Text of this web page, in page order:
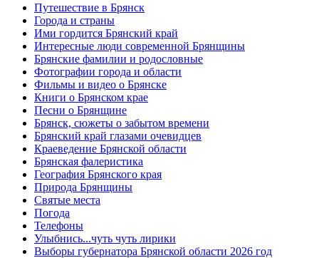
Путешествие в Брянск
Города и страны
Ими гордится Брянский край
Интересные люди современной Брянщины
Брянские фамилии и родословные
Фотографии города и области
Фильмы и видео о Брянске
Книги о Брянском крае
Песни о Брянщине
Брянск, сюжеты о забытом времени
Брянский край глазами очевидцев
Краеведение Брянской области
Брянская фалеристика
География Брянского края
Природа Брянщины
Святые места
Погода
Телефоны
Улыбнись...чуть чуть лирики
Выборы губернатора Брянской области 2026 год